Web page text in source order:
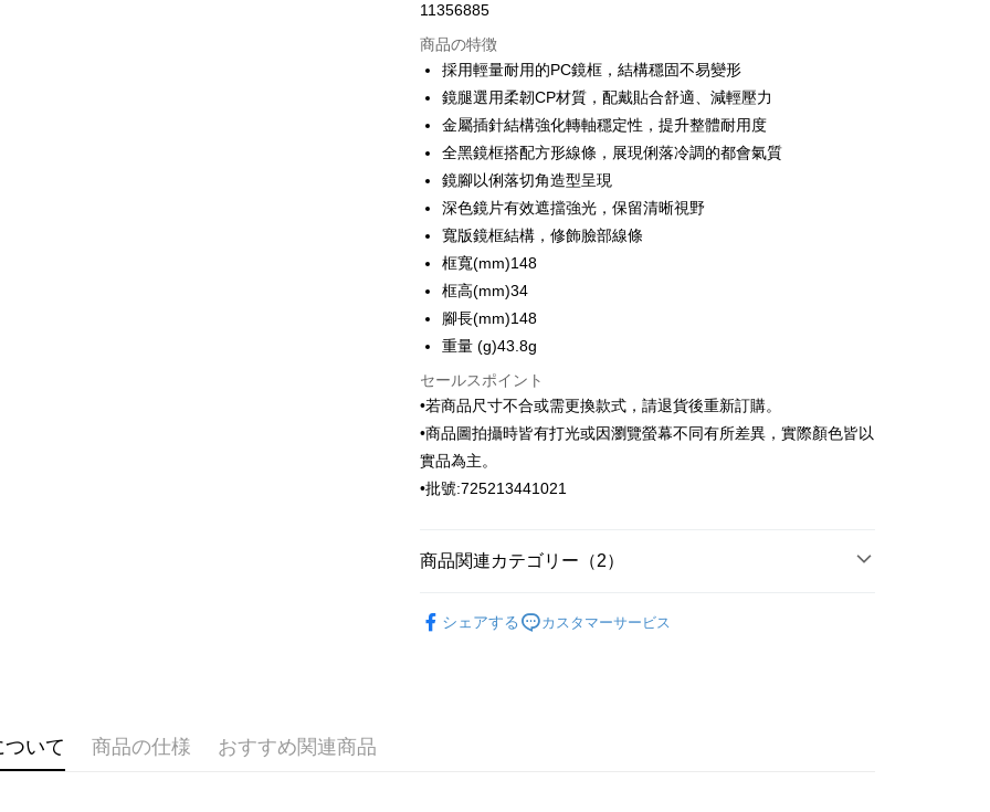
クレジットカード分割払い
3回払い、金利0、毎回
合作金庫商業銀行
第一商業銀行
華南商業銀行
彰化商業銀行
上海商業儲蓄銀行
台北富邦商業銀行
国泰世華商業銀行
兆豐國際商業銀行
台湾中小企業銀行
HSBC(台湾)商業銀行
華泰商業銀行
聯邦商業銀行
元大商業銀行
玉山商業銀行
台新國際商業銀行
台湾楽天クレジットカード会社
6回払い、金利0、毎回 NT$265
合作金庫商業銀行
第一商業銀行
華南商業銀行
彰化商業銀行
上海商業儲蓄銀行
国泰世華商業銀行
台湾中小企業銀行
台中商業銀行
HSBC(台湾)商業銀行
聯邦商業銀行
元大商業銀行
玉山商業銀行
台新國際商業銀行
台湾楽天クレジットカード会社
Apple Pay
JKOPAY
ATM払い
配送方法
新竹物流宅配
配送毎にNT$120、NT$3,000以上で送料無料
新竹物流離島宅配
配送毎にNT$350、NT$3,500以上で送料無料
LINEX 宇迅國際
11356885
商品の特徴
採用輕量耐用的PC鏡框，結構穩固不易變形
鏡腿選用柔韌CP材質，配戴貼合舒適、減輕壓力
金屬插針結構強化轉軸穩定性，提升整體耐用度
全黑鏡框搭配方形線條，展現俐落冷調的都會氣質
鏡腳以俐落切角造型呈現
深色鏡片有效遮擋強光，保留清晰視野
寬版鏡框結構，修飾臉部線條
框寬(mm)148
框高(mm)34
腳長(mm)148
重量 (g)43.8g
セールスポイント
•若商品尺寸不合或需更換款式，請退貨後重新訂購。
•商品圖拍攝時皆有打光或因瀏覽螢幕不同有所差異，實際顏色皆以
實品為主。
•批號:725213441021
商品関連カテゴリー（2）
シェアする カスタマーサービス
いて 商品の仕様 おすすめ関連商品